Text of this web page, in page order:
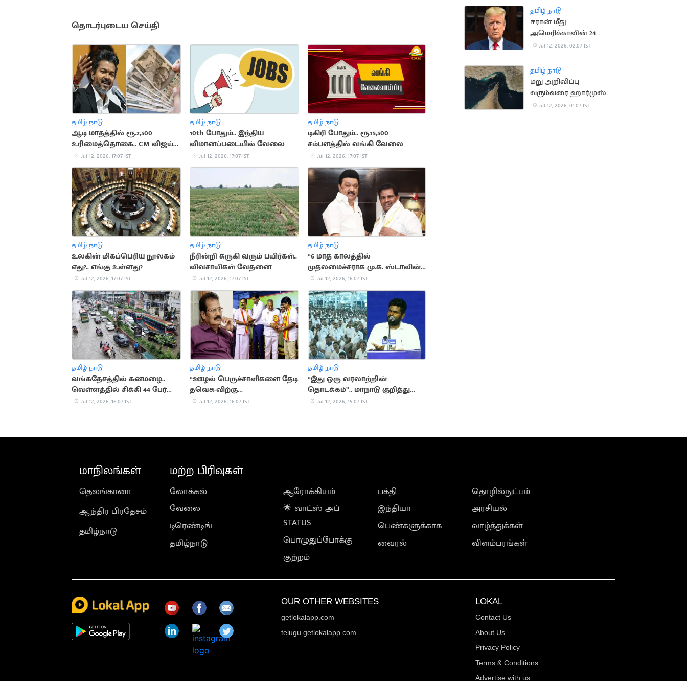
தொடர்புடைய செய்தி
தமிழ் நாடு
ஆடி மாதத்தில் ரூ.2,500
உரிமைத்தொகை.. CM விஜய்
எடுக்கும் முடிவு
Jul 12, 2026, 17:07 IST
தமிழ் நாடு
10th போதும்.. இந்திய
விமானப்படையில் வேலை
Jul 12, 2026, 17:07 IST
தமிழ் நாடு
டிகிரி போதும்.. ரூ.15,500
சம்பளத்தில் வங்கி வேலை
Jul 12, 2026, 17:07 IST
தமிழ் நாடு
உலகின் மிகப்பெரிய நூலகம்
எது?.. எங்கு உள்ளது?
Jul 12, 2026, 17:07 IST
தமிழ் நாடு
நீரின்றி கருகி வரும் பயிர்கள்..
விவசாயிகள் வேதனை
Jul 12, 2026, 17:07 IST
தமிழ் நாடு
“6 மாத காலத்தில்
முதலமைச்சராக மு.க. ஸ்டாலின்
வருவார்”.. அனிதா
ராதாகிருஷ்ணன்
Jul 12, 2026, 16:07 IST
தமிழ் நாடு
வங்கதேசத்தில் கனமழை..
வெள்ளத்தில் சிக்கி 44 பேர்
பலிJul 12, 2026, 16:07 IST
தமிழ் நாடு
“ஊழல் பெருச்சாளிகளை தேடி
தவெக-விற்கு
இழுக்கிறார்கள்”..
Jul 12, 2026, 16:07 IST
தமிழ் நாடு
“இது ஒரு வரலாற்றின்
தொடக்கம்”.. மாநாடு குறித்து
அண்ணாமலை பதிவு
Jul 12, 2026, 15:07 IST
ஈரான்
தமிழ் நாடு
ஈரான் மீது
அமெரிக்காவின் 24
மணி நேர கெடு;
சதித்திட்டம்?
Jul 12, 2026, 02:07 IST
தமிழ் நாடு
மறு அறிவிப்பு
வரும்வரை ஹார்முஸ்
நீரிணையை மூடிய
Jul 12, 2026, 01:07 IST
மாநிலங்கள்
தெலங்கானா
ஆந்திர பிரதேசம்
தமிழ்நாடு
மற்ற பிரிவுகள்
லோக்கல்
வேலை
டிரெண்டிங்
தமிழ்நாடு
ஆரோக்கியம்
🌟 வாட்ஸ் அப்
STATUS
பொழுதுப்போக்கு
குற்றம்
பக்தி
இந்தியா
பெண்களுக்காக
வைரல்
தொழில்நுட்பம்
அரசியல்
வாழ்த்துக்கள்
விளம்பரங்கள்
OUR OTHER WEBSITES
getlokalapp.com
telugu.getlokalapp.com
LOKAL
Contact Us
About Us
Privacy Policy
Terms & Conditions
Advertise with us